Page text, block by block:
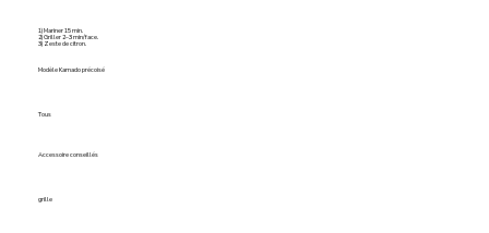
1) Mariner 15 min.
2) Griller 2–3 min/face.
3) Zeste de citron.
Modèle Kamado précoisé
Tous
Accessoire conseillés
grille